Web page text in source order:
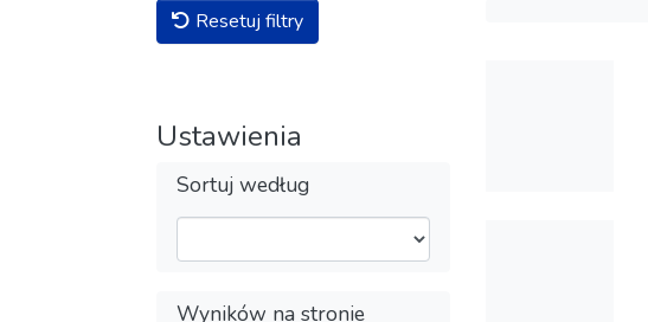
Resetuj filtry
Ustawienia
Sortuj według
Wyników na stronie